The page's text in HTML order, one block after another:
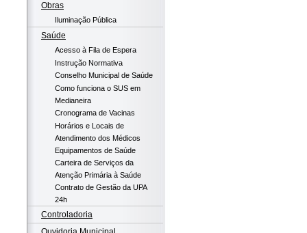
Obras
Iluminação Pública
Saúde
Acesso à Fila de Espera
Instrução Normativa
Conselho Municipal de Saúde
Como funciona o SUS em
Medianeira
Cronograma de Vacinas
Horários e Locais de
Atendimento dos Médicos
Equipamentos de Saúde
Carteira de Serviços da
Atenção Primária à Saúde
Contrato de Gestão da UPA
24h
Controladoria